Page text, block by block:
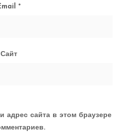
*
Сайт
адрес сайта в этом браузере